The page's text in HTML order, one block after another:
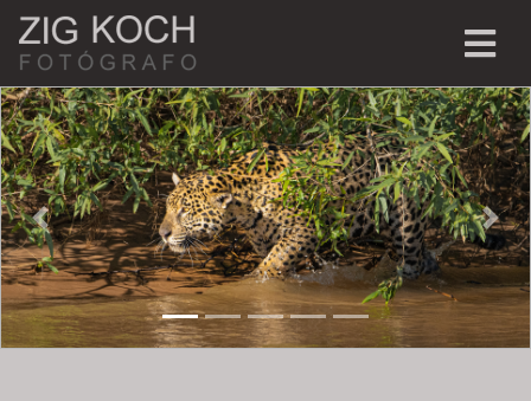
Previous Next